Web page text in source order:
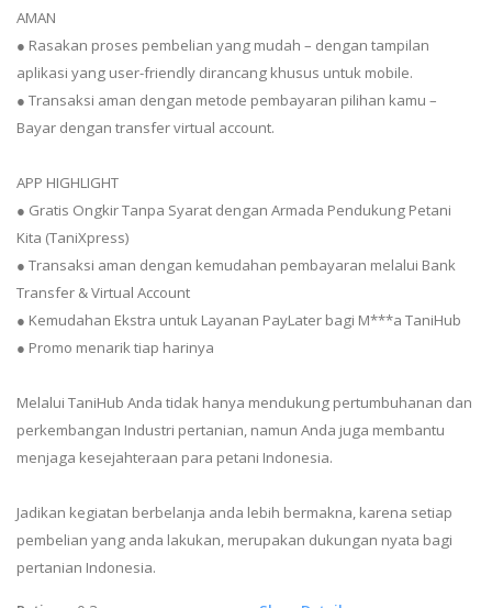
AMAN
● Rasakan proses pembelian yang mudah – dengan tampilan
aplikasi yang user-friendly dirancang khusus untuk mobile.
● Transaksi aman dengan metode pembayaran pilihan kamu –
Bayar dengan transfer virtual account.
APP HIGHLIGHT
● Gratis Ongkir Tanpa Syarat dengan Armada Pendukung Petani
Kita (TaniXpress)
● Transaksi aman dengan kemudahan pembayaran melalui Bank
Transfer & Virtual Account
● Kemudahan Ekstra untuk Layanan PayLater bagi M***a TaniHub
● Promo menarik tiap harinya
Melalui TaniHub Anda tidak hanya mendukung pertumbuhanan dan
perkembangan Industri pertanian, namun Anda juga membantu
menjaga kesejahteraan para petani Indonesia.
Jadikan kegiatan berbelanja anda lebih bermakna, karena setiap
pembelian yang anda lakukan, merupakan dukungan nyata bagi
pertanian Indonesia.